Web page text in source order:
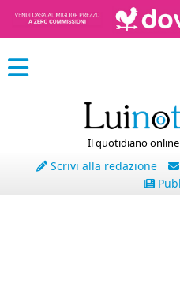
Il quotidiano online
Scrivi alla redazione